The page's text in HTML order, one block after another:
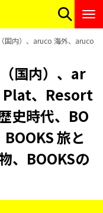
国内）、aruco 海外、aruco
国内）、ar
Plat、Resort
史時代、BO
旅と
、BOOKSの